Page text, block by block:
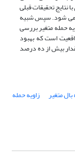
تحقیقات قبلی
می شود. سپس شبیه
حمله متغیر بررسی
است که بهبود
بیش از ده درصد
متغیر زاویه حمله